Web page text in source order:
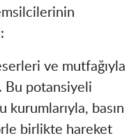
ve mutfağıyla
Bu potansiyeli
kurumlarıyla, basın
birlikte hareket